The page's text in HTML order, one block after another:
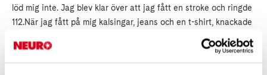
löd mig inte. Jag blev klar över att jag fått en stroke och ringde
112.När jag fått på mig kalsingar, jeans och en t-shirt, knackade
det på dörren. Ambulansen var på plats. Två kvinnliga
ambulansmän lade mig på båren och körde sedan iväg mot
Kungälv. I ambulansen kopplades jag upp på datorn, fick en